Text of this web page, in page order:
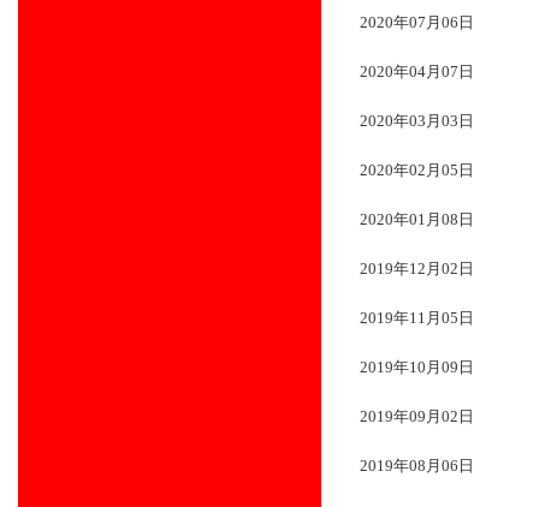
2020年07月06日
2020年04月07日
2020年03月03日
2020年02月05日
2020年01月08日
2019年12月02日
2019年11月05日
2019年10月09日
2019年09月02日
2019年08月06日